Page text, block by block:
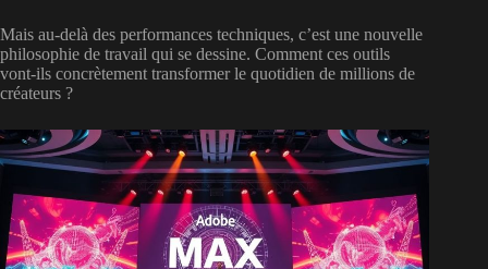
Mais au-delà des performances techniques, c’est une nouvelle
philosophie de travail qui se dessine. Comment ces outils
vont-ils concrètement transformer le quotidien de millions de
créateurs ?